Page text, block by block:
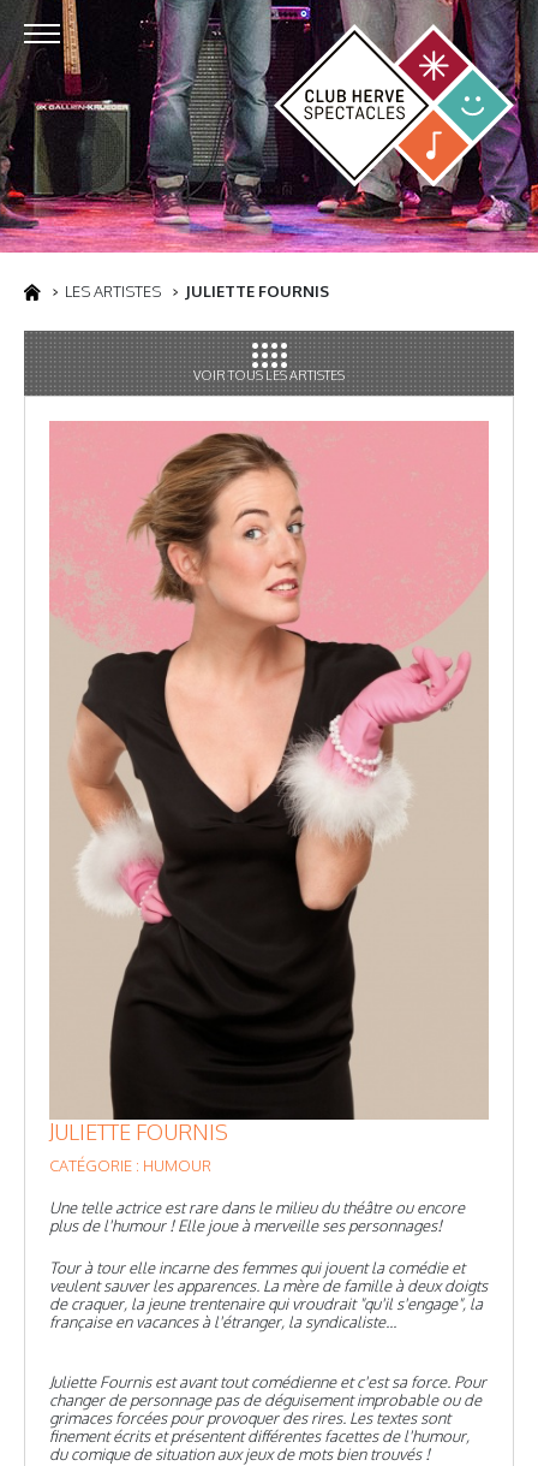
LES ARTISTES JULIETTE FOURNIS
VOIR TOUS LES ARTISTES
JULIETTE FOURNIS
CATÉGORIE : HUMOUR
Une telle actrice est rare dans le milieu du théâtre ou encore
plus de l'humour ! Elle joue à merveille ses personnages!
Tour à tour elle incarne des femmes qui jouent la comédie et
veulent sauver les apparences. La mère de famille à deux doigts
de craquer, la jeune trentenaire qui vroudrait "qu'il s'engage", la
française en vacances à l'étranger, la syndicaliste...
Juliette Fournis est avant tout comédienne et c'est sa force. Pour
changer de personnage pas de déguisement improbable ou de
grimaces forcées pour provoquer des rires. Les textes sont
finement écrits et présentent différentes facettes de l'humour,
du comique de situation aux jeux de mots bien trouvés !